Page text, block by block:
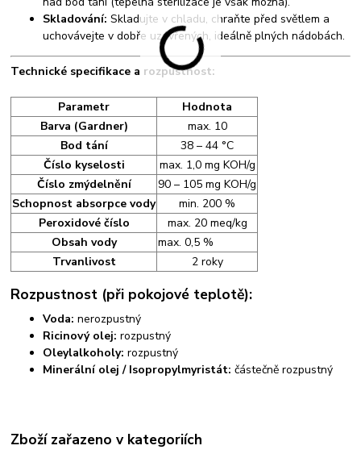
Skladování: Skladujte v chladu, chraňte před světlem a
uchovávejte v dobře uzavřených, ideálně plných nádobách.
Technické specifikace a rozpustnost:
Parametr
Hodnota
Barva (Gardner)
max. 10
Bod tání
38 – 44 °C
Číslo kyselosti
max. 1,0 mg KOH/g
Číslo zmýdelnění
90 – 105 mg KOH/g
Schopnost absorpce vody
min. 200 %
Peroxidové číslo
max. 20 meq/kg
Obsah vody
max. 0,5 %
Trvanlivost
2 roky
Rozpustnost (při pokojové teplotě):
Voda: nerozpustný
Ricinový olej: rozpustný
Oleylalkoholy: rozpustný
Minerální olej / Isopropylmyristát: částečně rozpustný
Zboží zařazeno v kategoriích